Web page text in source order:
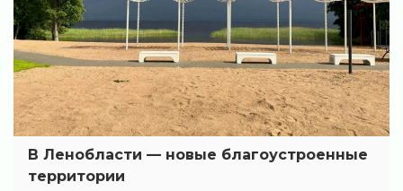
В Ленобласти — новые благоустроенные
территории